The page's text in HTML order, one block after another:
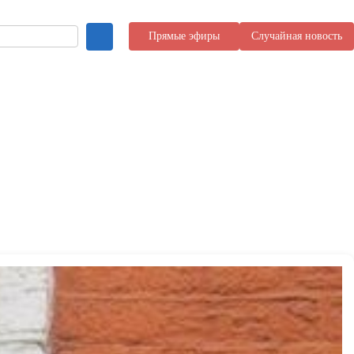
Прямые эфиры Случайная новость